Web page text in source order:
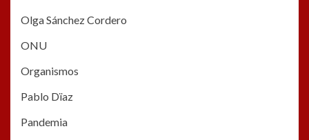
Olga Sánchez Cordero
ONU
Organismos
Pablo Dïaz
Pandemia